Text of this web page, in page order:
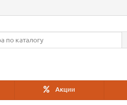
Акции